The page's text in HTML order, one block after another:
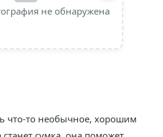
не обнаружена
что-то необычное, хорошим